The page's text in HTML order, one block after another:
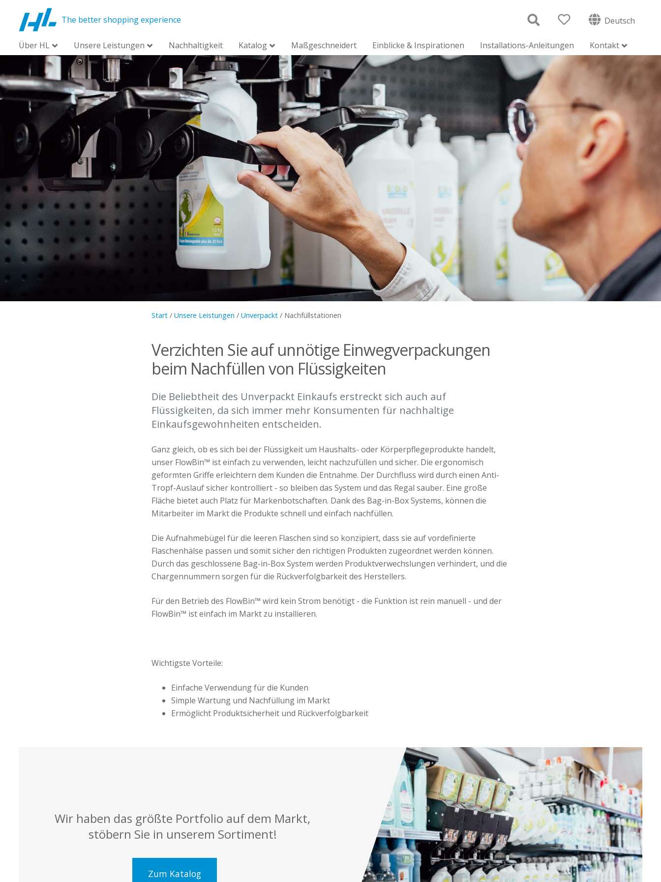
The better shopping experience Deutsch
Über HL Unsere Leistungen Nachhaltigkeit Katalog Maßgeschneidert Einblicke & Inspirationen Installations-Anleitungen Kontakt
Start/ Unsere Leistungen / Unverpackt/ Nachfüllstationen
Verzichten Sie auf unnötige Einwegverpackungen
beim Nachfüllen von Flüssigkeiten
Die Beliebtheit des Unverpackt Einkaufs erstreckt sich auch auf
Flüssigkeiten, da sich immer mehr Konsumenten für nachhaltige
Einkaufsgewohnheiten entscheiden.
Ganz gleich, ob es sich bei der Flüssigkeit um Haushalts- oder Körperpflegeprodukte handelt,
unser FlowBin™ ist einfach zu verwenden, leicht nachzufüllen und sicher. Die ergonomisch
geformten Griffe erleichtern dem Kunden die Entnahme. Der Durchfluss wird durch einen Anti-
Tropf-Auslauf sicher kontrolliert - so bleiben das System und das Regal sauber. Eine große
Fläche bietet auch Platz für Markenbotschaften. Dank des Bag-in-Box Systems, können die
Mitarbeiter im Markt die Produkte schnell und einfach nachfüllen.
Die Aufnahmebügel für die leeren Flaschen sind so konzipiert, dass sie auf vordefinierte
Flaschenhälse passen und somit sicher den richtigen Produkten zugeordnet werden können.
Durch das geschlossene Bag-in-Box System werden Produktverwechslungen verhindert, und die
Chargennummern sorgen für die Rückverfolgbarkeit des Herstellers.
Für den Betrieb des FlowBin™ wird kein Strom benötigt - die Funktion ist rein manuell - und der
FlowBin™ ist einfach im Markt zu installieren.
Wichtigste Vorteile:
Einfache Verwendung für die Kunden
Simple Wartung und Nachfüllung im Markt
Ermöglicht Produktsicherheit und Rückverfolgbarkeit
Wir haben das größte Portfolio auf dem Markt,
stöbern Sie in unserem Sortiment!
Zum Katalog